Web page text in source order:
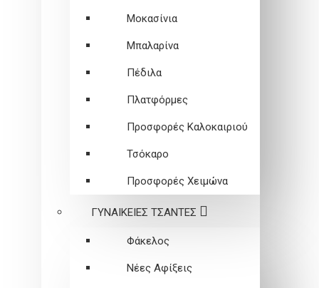
Μοκασίνια
Μπαλαρίνα
Πέδιλα
Πλατφόρμες
Προσφορές Καλοκαιριού
Τσόκαρο
Προσφορές Χειμώνα
ΓΥΝΑΙΚΕΙEΣ ΤΣΑΝΤΕΣ
Φάκελος
Νέες Αφίξεις